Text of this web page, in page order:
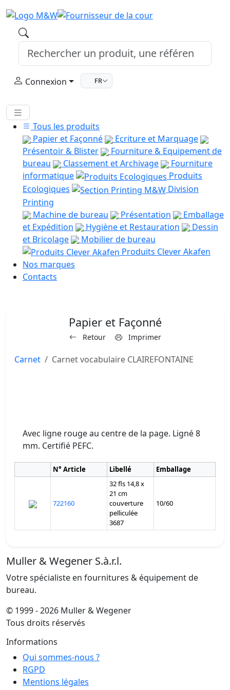
Connexion FR
Tous les produits
Papier et Façonné
Ecriture et Marquage
Présentoir & Blister
Fourniture & Equipement de
bureau
Classement et Archivage
Fourniture
informatique
Produits
Ecologiques
Division
Printing
Machine de bureau
Présentation
Emballage
et Expédition
Hygiène et Restauration
Dessin
et Bricolage
Mobilier de bureau
Produits Clever Akafen
Nos marques
Contacts
Papier et Façonné
Retour Imprimer
Carnet Carnet vocabulaire CLAIREFONTAINE
Avec ligne rouge au centre de la page. Ligné 8
mm. Certifié PEFC.
N° Article Libellé Emballage
722160
32 fls 14,8 x
21 cm
couverture
pelliculée
3687
10/60
Muller & Wegener S.à.r.l.
Votre spécialiste en fournitures & équipement de
bureau.
© 1999 - 2026 Muller & Wegener
Tous droits réservés
Informations
Qui sommes-nous ?
RGPD
Mentions légales